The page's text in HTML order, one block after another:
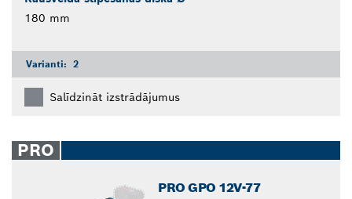
180 mm
Varianti: 2
Salīdzināt izstrādājumus
PRO
PRO GPO 12V-77